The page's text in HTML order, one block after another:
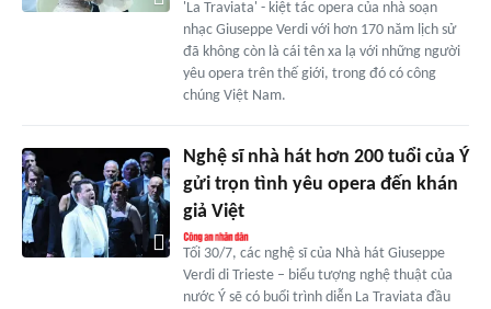
'La Traviata' - kiệt tác opera của nhà soạn
nhạc Giuseppe Verdi với hơn 170 năm lịch sử
đã không còn là cái tên xa lạ với những người
yêu opera trên thế giới, trong đó có công
chúng Việt Nam.
Nghệ sĩ nhà hát hơn 200 tuổi của Ý
gửi trọn tình yêu opera đến khán
giả Việt
Tối 30/7, các nghệ sĩ của Nhà hát Giuseppe
Verdi di Trieste – biểu tượng nghệ thuật của
nước Ý sẽ có buổi trình diễn La Traviata đầu